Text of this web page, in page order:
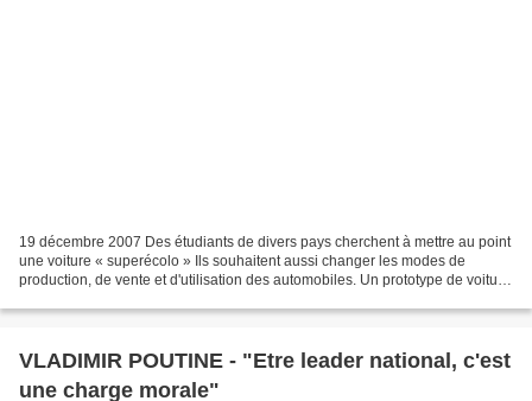
19 décembre 2007 Des étudiants de divers pays cherchent à mettre au point
une voiture « superécolo » Ils souhaitent aussi changer les modes de
production, de vente et d'utilisation des automobiles. Un prototype de voiture
VLADIMIR POUTINE - "Etre leader national, c'est
une charge morale"